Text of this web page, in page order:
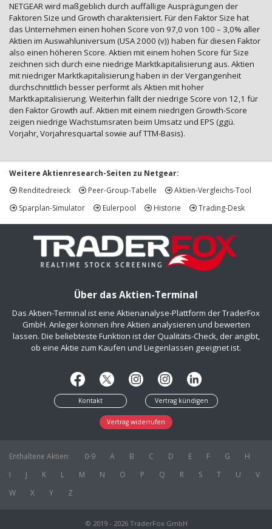
NETGEAR wird maßgeblich durch auffällige Ausprägungen der
Faktoren Size und Growth charakterisiert. Für den Faktor Size hat
das Unternehmen einen hohen Score von 97,0 von 100 – 3,0% aller
Aktien im Auswahluniversum (USA 2000 (v)) haben für diesen Faktor
also einen höheren Score. Aktien mit einem hohen Score für Size
zeichnen sich durch eine niedrige Marktkapitalisierung aus. Aktien
mit niedriger Marktkapitalisierung haben in der Vergangenheit
durchschnittlich besser performt als Aktien mit hoher
Marktkapitalisierung. Weiterhin fällt der niedrige Score von 12,1 für
den Faktor Growth auf. Aktien mit einem niedrigen Growth-Score
zeigen niedrige Wachstumsraten beim Umsatz und EPS (ggü.
Vorjahr, Vorjahresquartal sowie auf TTM-Basis).
Weitere Aktienresearch-Seiten zu Netgear:
Renditedreieck
Peer-Group-Tabelle
Aktien-Vergleichs-Tool
Sparplan-Simulator
Eulerpool Historie Trading-Desk
Über das Aktien-Terminal
Das Aktien-Terminal ist eine Aktienanalyse-Plattform der TraderFox
GmbH. Anleger können ihre Aktien analysieren und bewerten
lassen. Die beliebteste Funktion ist der Qualitäts-Check, der angibt,
ob eine Aktie zum Kaufen und Liegenlassen geeignet ist.
Kontakt Vertrag kündigen
Vertrag widerrufen
Enthaltene Aktien: 0-9 A B C D E F G
H
I
J K L M N O P Q R S T U
V
W
X Y Z
© 2019 - 2026 TraderFox GmbH